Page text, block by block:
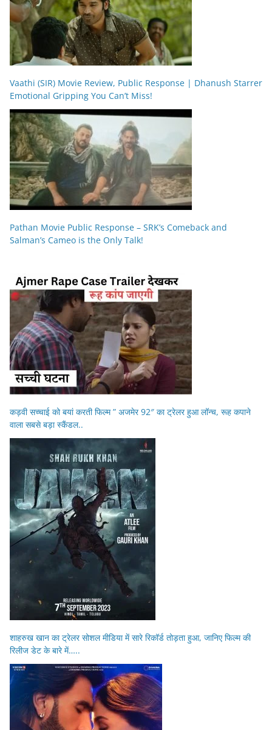
Vaathi (SIR) Movie Review, Public Response | Dhanush Starrer
Emotional Gripping You Can’t Miss!
Pathan Movie Public Response – SRK’s Comeback and
Salman’s Cameo is the Only Talk!
कड़वी सच्चाई को बयां करती फिल्म ” अजमेर 92″ का ट्रेलर हुआ लॉन्च, रूह कपाने
वाला सबसे बड़ा स्कैंडल..
शाहरुख खान का ट्रेलर सोशल मीडिया में सारे रिकॉर्ड तोड़ता हुआ, जानिए फिल्म की
रिलीज डेट के बारे में…..